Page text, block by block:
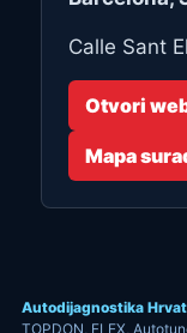
Calle Sant
Otvori
Mapa
Autodijagnostika
TOPDON, FLEX,